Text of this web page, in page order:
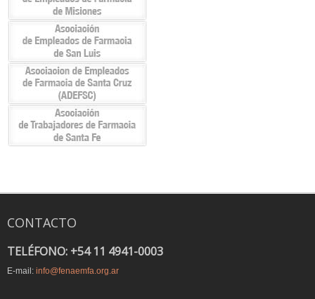
CONTACTO
TELÉFONO: +54 11 4941-0003
E-mail: info@fenaemfa.org.ar